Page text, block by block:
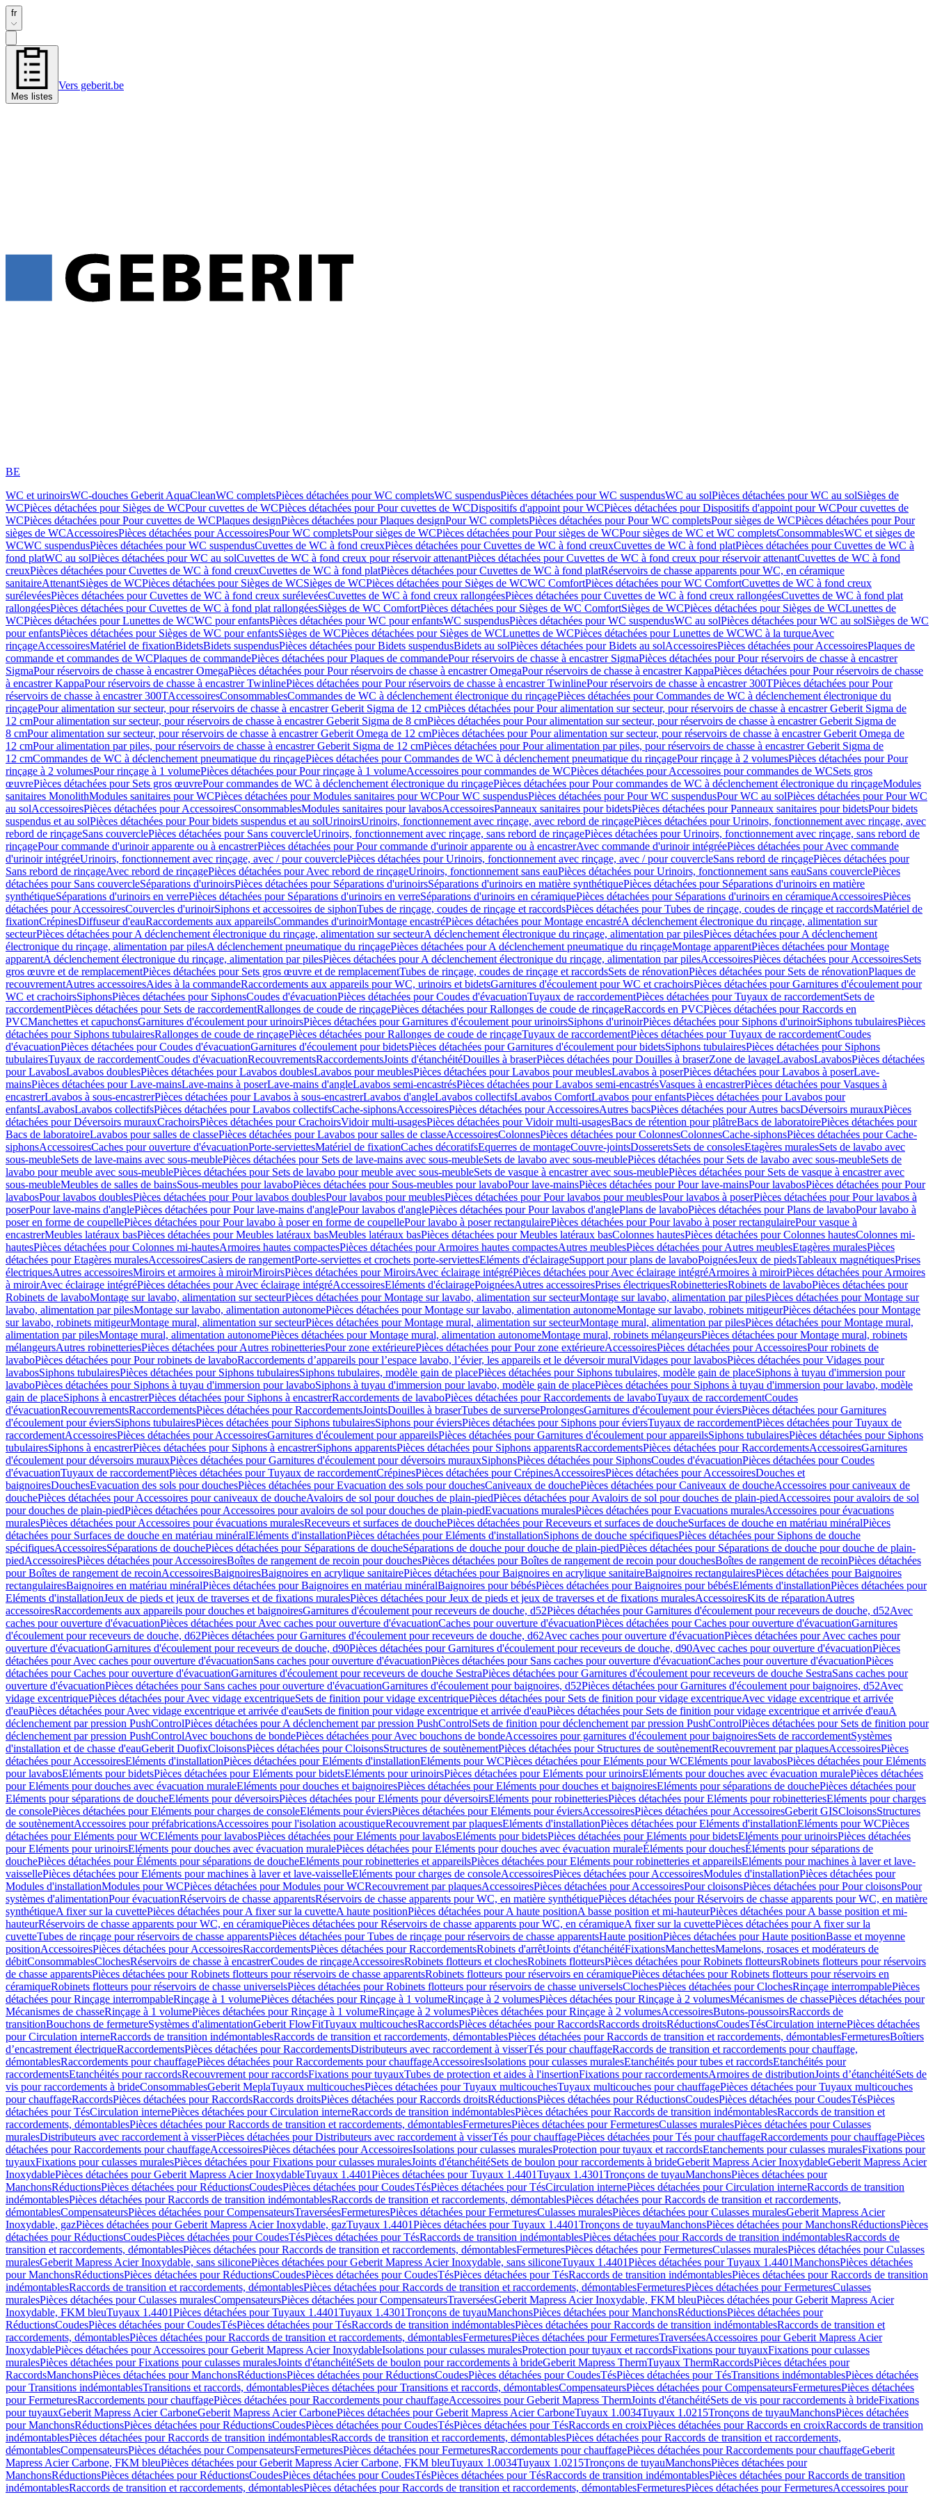
fr
Mes listes
Vers geberit.be
BE
WC et urinoirsWC-douches Geberit AquaCleanWC completsPièces détachées pour WC completsWC suspendusPièces détachées pour WC suspendusWC au solPièces détachées pour WC au solSièges de
WCPièces détachées pour Sièges de WCPour cuvettes de WCPièces détachées pour Pour cuvettes de WCDispositifs d'appoint pour WCPièces détachées pour Dispositifs d'appoint pour WCPour cuvettes de
WCPièces détachées pour Pour cuvettes de WCPlaques designPièces détachées pour Plaques designPour WC completsPièces détachées pour Pour WC completsPour sièges de WCPièces détachées pour Pour
sièges de WCAccessoiresPièces détachées pour AccessoiresPour WC completsPour sièges de WCPièces détachées pour Pour sièges de WCPour sièges de WC et WC completsConsommablesWC et sièges de
WCWC suspendusPièces détachées pour WC suspendusCuvettes de WC à fond creuxPièces détachées pour Cuvettes de WC à fond creuxCuvettes de WC à fond platPièces détachées pour Cuvettes de WC à
fond platWC au solPièces détachées pour WC au solCuvettes de WC à fond creux pour réservoir attenantPièces détachées pour Cuvettes de WC à fond creux pour réservoir attenantCuvettes de WC à fond
creuxPièces détachées pour Cuvettes de WC à fond creuxCuvettes de WC à fond platPièces détachées pour Cuvettes de WC à fond platRéservoirs de chasse apparents pour WC, en céramique
sanitaireAttenantSièges de WCPièces détachées pour Sièges de WCSièges de WCPièces détachées pour Sièges de WCWC ComfortPièces détachées pour WC ComfortCuvettes de WC à fond creux
surélevéesPièces détachées pour Cuvettes de WC à fond creux surélevéesCuvettes de WC à fond creux rallongéesPièces détachées pour Cuvettes de WC à fond creux rallongéesCuvettes de WC à fond plat
rallongéesPièces détachées pour Cuvettes de WC à fond plat rallongéesSièges de WC ComfortPièces détachées pour Sièges de WC ComfortSièges de WCPièces détachées pour Sièges de WCLunettes de
WCPièces détachées pour Lunettes de WCWC pour enfantsPièces détachées pour WC pour enfantsWC suspendusPièces détachées pour WC suspendusWC au solPièces détachées pour WC au solSièges de WC
pour enfantsPièces détachées pour Sièges de WC pour enfantsSièges de WCPièces détachées pour Sièges de WCLunettes de WCPièces détachées pour Lunettes de WCWC à la turqueAvec
rinçageAccessoiresMatériel de fixationBidetsBidets suspendusPièces détachées pour Bidets suspendusBidets au solPièces détachées pour Bidets au solAccessoiresPièces détachées pour AccessoiresPlaques de
commande et commandes de WCPlaques de commandePièces détachées pour Plaques de commandePour réservoirs de chasse à encastrer SigmaPièces détachées pour Pour réservoirs de chasse à encastrer
SigmaPour réservoirs de chasse à encastrer OmegaPièces détachées pour Pour réservoirs de chasse à encastrer OmegaPour réservoirs de chasse à encastrer KappaPièces détachées pour Pour réservoirs de chasse
à encastrer KappaPour réservoirs de chasse à encastrer TwinlinePièces détachées pour Pour réservoirs de chasse à encastrer TwinlinePour réservoirs de chasse à encastrer 300TPièces détachées pour Pour
réservoirs de chasse à encastrer 300TAccessoiresConsommablesCommandes de WC à déclenchement électronique du rinçagePièces détachées pour Commandes de WC à déclenchement électronique du
rinçagePour alimentation sur secteur, pour réservoirs de chasse à encastrer Geberit Sigma de 12 cmPièces détachées pour Pour alimentation sur secteur, pour réservoirs de chasse à encastrer Geberit Sigma de
12 cmPour alimentation sur secteur, pour réservoirs de chasse à encastrer Geberit Sigma de 8 cmPièces détachées pour Pour alimentation sur secteur, pour réservoirs de chasse à encastrer Geberit Sigma de
8 cmPour alimentation sur secteur, pour réservoirs de chasse à encastrer Geberit Omega de 12 cmPièces détachées pour Pour alimentation sur secteur, pour réservoirs de chasse à encastrer Geberit Omega de
12 cmPour alimentation par piles, pour réservoirs de chasse à encastrer Geberit Sigma de 12 cmPièces détachées pour Pour alimentation par piles, pour réservoirs de chasse à encastrer Geberit Sigma de
12 cmCommandes de WC à déclenchement pneumatique du rinçagePièces détachées pour Commandes de WC à déclenchement pneumatique du rinçagePour rinçage à 2 volumesPièces détachées pour Pour
rinçage à 2 volumesPour rinçage à 1 volumePièces détachées pour Pour rinçage à 1 volumeAccessoires pour commandes de WCPièces détachées pour Accessoires pour commandes de WCSets gros
œuvrePièces détachées pour Sets gros œuvrePour commandes de WC à déclenchement électronique du rinçagePièces détachées pour Pour commandes de WC à déclenchement électronique du rinçageModules
sanitaires MonolithModules sanitaires pour WCPièces détachées pour Modules sanitaires pour WCPour WC suspendusPièces détachées pour Pour WC suspendusPour WC au solPièces détachées pour Pour WC
au solAccessoiresPièces détachées pour AccessoiresConsommablesModules sanitaires pour lavabosAccessoiresPanneaux sanitaires pour bidetsPièces détachées pour Panneaux sanitaires pour bidetsPour bidets
suspendus et au solPièces détachées pour Pour bidets suspendus et au solUrinoirsUrinoirs, fonctionnement avec rinçage, avec rebord de rinçagePièces détachées pour Urinoirs, fonctionnement avec rinçage, avec
rebord de rinçageSans couverclePièces détachées pour Sans couvercleUrinoirs, fonctionnement avec rinçage, sans rebord de rinçagePièces détachées pour Urinoirs, fonctionnement avec rinçage, sans rebord de
rinçagePour commande d'urinoir apparente ou à encastrerPièces détachées pour Pour commande d'urinoir apparente ou à encastrerAvec commande d'urinoir intégréePièces détachées pour Avec commande
d'urinoir intégréeUrinoirs, fonctionnement avec rinçage, avec / pour couverclePièces détachées pour Urinoirs, fonctionnement avec rinçage, avec / pour couvercleSans rebord de rinçagePièces détachées pour
Sans rebord de rinçageAvec rebord de rinçagePièces détachées pour Avec rebord de rinçageUrinoirs, fonctionnement sans eauPièces détachées pour Urinoirs, fonctionnement sans eauSans couverclePièces
détachées pour Sans couvercleSéparations d'urinoirsPièces détachées pour Séparations d'urinoirsSéparations d'urinoirs en matière synthétiquePièces détachées pour Séparations d'urinoirs en matière
synthétiqueSéparations d'urinoirs en verrePièces détachées pour Séparations d'urinoirs en verreSéparations d'urinoirs en céramiquePièces détachées pour Séparations d'urinoirs en céramiqueAccessoiresPièces
détachées pour AccessoiresCouvercles d'urinoirSiphons et accessoires de siphonTubes de rinçage, coudes de rinçage et raccordsPièces détachées pour Tubes de rinçage, coudes de rinçage et raccordsMatériel de
fixationCrépinesDiffuseur d'eauRaccordements aux appareilsCommandes d'urinoirMontage encastréPièces détachées pour Montage encastréA déclenchement électronique du rinçage, alimentation sur
secteurPièces détachées pour A déclenchement électronique du rinçage, alimentation sur secteurA déclenchement électronique du rinçage, alimentation par pilesPièces détachées pour A déclenchement
électronique du rinçage, alimentation par pilesA déclenchement pneumatique du rinçagePièces détachées pour A déclenchement pneumatique du rinçageMontage apparentPièces détachées pour Montage
apparentA déclenchement électronique du rinçage, alimentation par pilesPièces détachées pour A déclenchement électronique du rinçage, alimentation par pilesAccessoiresPièces détachées pour AccessoiresSets
gros œuvre et de remplacementPièces détachées pour Sets gros œuvre et de remplacementTubes de rinçage, coudes de rinçage et raccordsSets de rénovationPièces détachées pour Sets de rénovationPlaques de
recouvrementAutres accessoiresAides à la commandeRaccordements aux appareils pour WC, urinoirs et bidetsGarnitures d'écoulement pour WC et crachoirsPièces détachées pour Garnitures d'écoulement pour
WC et crachoirsSiphonsPièces détachées pour SiphonsCoudes d'évacuationPièces détachées pour Coudes d'évacuationTuyaux de raccordementPièces détachées pour Tuyaux de raccordementSets de
raccordementPièces détachées pour Sets de raccordementRallonges de coude de rinçagePièces détachées pour Rallonges de coude de rinçageRaccords en PVCPièces détachées pour Raccords en
PVCManchettes et capuchonsGarnitures d'écoulement pour urinoirsPièces détachées pour Garnitures d'écoulement pour urinoirsSiphons d'urinoirPièces détachées pour Siphons d'urinoirSiphons tubulairesPièces
détachées pour Siphons tubulairesRallonges de coude de rinçagePièces détachées pour Rallonges de coude de rinçageTuyaux de raccordementPièces détachées pour Tuyaux de raccordementCoudes
d'évacuationPièces détachées pour Coudes d'évacuationGarnitures d'écoulement pour bidetsPièces détachées pour Garnitures d'écoulement pour bidetsSiphons tubulairesPièces détachées pour Siphons
tubulairesTuyaux de raccordementCoudes d'évacuationRecouvrementsRaccordementsJoints d'étanchéitéDouilles à braserPièces détachées pour Douilles à braserZone de lavageLavabosLavabosPièces détachées
pour LavabosLavabos doublesPièces détachées pour Lavabos doublesLavabos pour meublesPièces détachées pour Lavabos pour meublesLavabos à poserPièces détachées pour Lavabos à poserLave-
mainsPièces détachées pour Lave-mainsLave-mains à poserLave-mains d'angleLavabos semi-encastrésPièces détachées pour Lavabos semi-encastrésVasques à encastrerPièces détachées pour Vasques à
encastrerLavabos à sous-encastrerPièces détachées pour Lavabos à sous-encastrerLavabos d'angleLavabos collectifsLavabos ComfortLavabos pour enfantsPièces détachées pour Lavabos pour
enfantsLavabosLavabos collectifsPièces détachées pour Lavabos collectifsCache-siphonsAccessoiresPièces détachées pour AccessoiresAutres bacsPièces détachées pour Autres bacsDéversoirs murauxPièces
détachées pour Déversoirs murauxCrachoirsPièces détachées pour CrachoirsVidoir multi-usagesPièces détachées pour Vidoir multi-usagesBacs de rétention pour plâtreBacs de laboratoirePièces détachées pour
Bacs de laboratoireLavabos pour salles de classePièces détachées pour Lavabos pour salles de classeAccessoiresColonnesPièces détachées pour ColonnesColonnesCache-siphonsPièces détachées pour Cache-
siphonsAccessoiresCaches pour ouverture d'évacuationPorte-serviettesMatériel de fixationCaches décoratifsEquerres de montageCouvre-jointsDosseretsSets de consolesEtagères muralesSets de lavabo avec
sous-meubleSets de lave-mains avec sous-meublePièces détachées pour Sets de lave-mains avec sous-meubleSets de lavabo avec sous-meublePièces détachées pour Sets de lavabo avec sous-meubleSets de
lavabo pour meuble avec sous-meublePièces détachées pour Sets de lavabo pour meuble avec sous-meubleSets de vasque à encastrer avec sous-meublePièces détachées pour Sets de vasque à encastrer avec
sous-meubleMeubles de salles de bainsSous-meubles pour lavaboPièces détachées pour Sous-meubles pour lavaboPour lave-mainsPièces détachées pour Pour lave-mainsPour lavabosPièces détachées pour Pour
lavabosPour lavabos doublesPièces détachées pour Pour lavabos doublesPour lavabos pour meublesPièces détachées pour Pour lavabos pour meublesPour lavabos à poserPièces détachées pour Pour lavabos à
poserPour lave-mains d'anglePièces détachées pour Pour lave-mains d'anglePour lavabos d'anglePièces détachées pour Pour lavabos d'anglePlans de lavaboPièces détachées pour Plans de lavaboPour lavabo à
poser en forme de coupellePièces détachées pour Pour lavabo à poser en forme de coupellePour lavabo à poser rectangulairePièces détachées pour Pour lavabo à poser rectangulairePour vasque à
encastrerMeubles latéraux basPièces détachées pour Meubles latéraux basMeubles latéraux basPièces détachées pour Meubles latéraux basColonnes hautesPièces détachées pour Colonnes hautesColonnes mi-
hautesPièces détachées pour Colonnes mi-hautesArmoires hautes compactesPièces détachées pour Armoires hautes compactesAutres meublesPièces détachées pour Autres meublesEtagères muralesPièces
détachées pour Etagères muralesAccessoiresCasiers de rangementPorte-serviettes et crochets porte-serviettesEléments d'éclairageSupport pour plans de lavaboPoignéesJeux de piedsTableaux magnétiquesPrises
électriquesAutres accessoiresMiroirs et armoires à miroirMiroirsPièces détachées pour MiroirsAvec éclairage intégréPièces détachées pour Avec éclairage intégréArmoires à miroirPièces détachées pour Armoires
à miroirAvec éclairage intégréPièces détachées pour Avec éclairage intégréAccessoiresEléments d'éclairagePoignéesAutres accessoiresPrises électriquesRobinetteriesRobinets de lavaboPièces détachées pour
Robinets de lavaboMontage sur lavabo, alimentation sur secteurPièces détachées pour Montage sur lavabo, alimentation sur secteurMontage sur lavabo, alimentation par pilesPièces détachées pour Montage sur
lavabo, alimentation par pilesMontage sur lavabo, alimentation autonomePièces détachées pour Montage sur lavabo, alimentation autonomeMontage sur lavabo, robinets mitigeurPièces détachées pour Montage
sur lavabo, robinets mitigeurMontage mural, alimentation sur secteurPièces détachées pour Montage mural, alimentation sur secteurMontage mural, alimentation par pilesPièces détachées pour Montage mural,
alimentation par pilesMontage mural, alimentation autonomePièces détachées pour Montage mural, alimentation autonomeMontage mural, robinets mélangeursPièces détachées pour Montage mural, robinets
mélangeursAutres robinetteriesPièces détachées pour Autres robinetteriesPour zone extérieurePièces détachées pour Pour zone extérieureAccessoiresPièces détachées pour AccessoiresPour robinets de
lavaboPièces détachées pour Pour robinets de lavaboRaccordements d’appareils pour l’espace lavabo, l’évier, les appareils et le déversoir muralVidages pour lavabosPièces détachées pour Vidages pour
lavabosSiphons tubulairesPièces détachées pour Siphons tubulairesSiphons tubulaires, modèle gain de placePièces détachées pour Siphons tubulaires, modèle gain de placeSiphons à tuyau d'immersion pour
lavaboPièces détachées pour Siphons à tuyau d'immersion pour lavaboSiphons à tuyau d'immersion pour lavabo, modèle gain de placePièces détachées pour Siphons à tuyau d'immersion pour lavabo, modèle
gain de placeSiphons à encastrerPièces détachées pour Siphons à encastrerRaccordements de lavaboPièces détachées pour Raccordements de lavaboTuyaux de raccordementCoudes
d'évacuationRecouvrementsRaccordementsPièces détachées pour RaccordementsJointsDouilles à braserTubes de surverseProlongesGarnitures d'écoulement pour éviersPièces détachées pour Garnitures
d'écoulement pour éviersSiphons tubulairesPièces détachées pour Siphons tubulairesSiphons pour éviersPièces détachées pour Siphons pour éviersTuyaux de raccordementPièces détachées pour Tuyaux de
raccordementAccessoiresPièces détachées pour AccessoiresGarnitures d'écoulement pour appareilsPièces détachées pour Garnitures d'écoulement pour appareilsSiphons tubulairesPièces détachées pour Siphons
tubulairesSiphons à encastrerPièces détachées pour Siphons à encastrerSiphons apparentsPièces détachées pour Siphons apparentsRaccordementsPièces détachées pour RaccordementsAccessoiresGarnitures
d'écoulement pour déversoirs murauxPièces détachées pour Garnitures d'écoulement pour déversoirs murauxSiphonsPièces détachées pour SiphonsCoudes d'évacuationPièces détachées pour Coudes
d'évacuationTuyaux de raccordementPièces détachées pour Tuyaux de raccordementCrépinesPièces détachées pour CrépinesAccessoiresPièces détachées pour AccessoiresDouches et
baignoiresDouchesEvacuation des sols pour douchesPièces détachées pour Evacuation des sols pour douchesCaniveaux de douchePièces détachées pour Caniveaux de doucheAccessoires pour caniveaux de
douchePièces détachées pour Accessoires pour caniveaux de doucheAvaloirs de sol pour douches de plain-piedPièces détachées pour Avaloirs de sol pour douches de plain-piedAccessoires pour avaloirs de sol
pour douches de plain-piedPièces détachées pour Accessoires pour avaloirs de sol pour douches de plain-piedEvacuations muralesPièces détachées pour Evacuations muralesAccessoires pour évacuations
muralesPièces détachées pour Accessoires pour évacuations muralesReceveurs et surfaces de douchePièces détachées pour Receveurs et surfaces de doucheSurfaces de douche en matériau minéralPièces
détachées pour Surfaces de douche en matériau minéralEléments d'installationPièces détachées pour Eléments d'installationSiphons de douche spécifiquesPièces détachées pour Siphons de douche
spécifiquesAccessoiresSéparations de douchePièces détachées pour Séparations de doucheSéparations de douche pour douche de plain-piedPièces détachées pour Séparations de douche pour douche de plain-
piedAccessoiresPièces détachées pour AccessoiresBoîtes de rangement de recoin pour douchesPièces détachées pour Boîtes de rangement de recoin pour douchesBoîtes de rangement de recoinPièces détachées
pour Boîtes de rangement de recoinAccessoiresBaignoiresBaignoires en acrylique sanitairePièces détachées pour Baignoires en acrylique sanitaireBaignoires rectangulairesPièces détachées pour Baignoires
rectangulairesBaignoires en matériau minéralPièces détachées pour Baignoires en matériau minéralBaignoires pour bébésPièces détachées pour Baignoires pour bébésEléments d'installationPièces détachées pour
Eléments d'installationJeux de pieds et jeux de traverses et de fixations muralesPièces détachées pour Jeux de pieds et jeux de traverses et de fixations muralesAccessoiresKits de réparationAutres
accessoiresRaccordements aux appareils pour douches et baignoiresGarnitures d'écoulement pour receveurs de douche, d52Pièces détachées pour Garnitures d'écoulement pour receveurs de douche, d52Avec
caches pour ouverture d'évacuationPièces détachées pour Avec caches pour ouverture d'évacuationCaches pour ouverture d'évacuationPièces détachées pour Caches pour ouverture d'évacuationGarnitures
d'écoulement pour receveurs de douche, d62Pièces détachées pour Garnitures d'écoulement pour receveurs de douche, d62Avec caches pour ouverture d'évacuationPièces détachées pour Avec caches pour
ouverture d'évacuationGarnitures d'écoulement pour receveurs de douche, d90Pièces détachées pour Garnitures d'écoulement pour receveurs de douche, d90Avec caches pour ouverture d'évacuationPièces
détachées pour Avec caches pour ouverture d'évacuationSans caches pour ouverture d'évacuationPièces détachées pour Sans caches pour ouverture d'évacuationCaches pour ouverture d'évacuationPièces
détachées pour Caches pour ouverture d'évacuationGarnitures d'écoulement pour receveurs de douche SestraPièces détachées pour Garnitures d'écoulement pour receveurs de douche SestraSans caches pour
ouverture d'évacuationPièces détachées pour Sans caches pour ouverture d'évacuationGarnitures d'écoulement pour baignoires, d52Pièces détachées pour Garnitures d'écoulement pour baignoires, d52Avec
vidage excentriquePièces détachées pour Avec vidage excentriqueSets de finition pour vidage excentriquePièces détachées pour Sets de finition pour vidage excentriqueAvec vidage excentrique et arrivée
d'eauPièces détachées pour Avec vidage excentrique et arrivée d'eauSets de finition pour vidage excentrique et arrivée d'eauPièces détachées pour Sets de finition pour vidage excentrique et arrivée d'eauA
déclenchement par pression PushControlPièces détachées pour A déclenchement par pression PushControlSets de finition pour déclenchement par pression PushControlPièces détachées pour Sets de finition pour
déclenchement par pression PushControlAvec bouchons de bondePièces détachées pour Avec bouchons de bondeAccessoires pour garnitures d'écoulement pour baignoiresSets de raccordementSystèmes
d'installation et de chasse d'eauGeberit DuofixCloisonsPièces détachées pour CloisonsStructures de soutènementPièces détachées pour Structures de soutènementRecouvrement par plaquesAccessoiresPièces
détachées pour AccessoiresEléments d'installationPièces détachées pour Eléments d'installationEléments pour WCPièces détachées pour Eléments pour WCEléments pour lavabosPièces détachées pour Eléments
pour lavabosEléments pour bidetsPièces détachées pour Eléments pour bidetsEléments pour urinoirsPièces détachées pour Eléments pour urinoirsEléments pour douches avec évacuation muralePièces détachées
pour Eléments pour douches avec évacuation muraleEléments pour douches et baignoiresPièces détachées pour Eléments pour douches et baignoiresEléments pour séparations de douchePièces détachées pour
Eléments pour séparations de doucheEléments pour déversoirsPièces détachées pour Eléments pour déversoirsEléments pour robinetteriesPièces détachées pour Eléments pour robinetteriesEléments pour charges
de consolePièces détachées pour Eléments pour charges de consoleEléments pour éviersPièces détachées pour Eléments pour éviersAccessoiresPièces détachées pour AccessoiresGeberit GISCloisonsStructures
de soutènementAccessoires pour préfabricationsAccessoires pour l'isolation acoustiqueRecouvrement par plaquesEléments d'installationPièces détachées pour Eléments d'installationEléments pour WCPièces
détachées pour Eléments pour WCEléments pour lavabosPièces détachées pour Eléments pour lavabosEléments pour bidetsPièces détachées pour Eléments pour bidetsEléments pour urinoirsPièces détachées
pour Eléments pour urinoirsEléments pour douches avec évacuation muralePièces détachées pour Eléments pour douches avec évacuation muraleÉléments pour douchesÉléments pour séparations de
douchePièces détachées pour Éléments pour séparations de doucheEléments pour robinetteries et appareilsPièces détachées pour Eléments pour robinetteries et appareilsEléments pour machines à laver et lave-
vaissellePièces détachées pour Eléments pour machines à laver et lave-vaisselleEléments pour charges de consoleAccessoiresPièces détachées pour AccessoiresModules d'installationPièces détachées pour
Modules d'installationModules pour WCPièces détachées pour Modules pour WCRecouvrement par plaquesAccessoiresPièces détachées pour AccessoiresPour cloisonsPièces détachées pour Pour cloisonsPour
systèmes d'alimentationPour évacuationRéservoirs de chasse apparentsRéservoirs de chasse apparents pour WC, en matière synthétiquePièces détachées pour Réservoirs de chasse apparents pour WC, en matière
synthétiqueA fixer sur la cuvettePièces détachées pour A fixer sur la cuvetteA haute positionPièces détachées pour A haute positionA basse position et mi-hauteurPièces détachées pour A basse position et mi-
hauteurRéservoirs de chasse apparents pour WC, en céramiquePièces détachées pour Réservoirs de chasse apparents pour WC, en céramiqueA fixer sur la cuvettePièces détachées pour A fixer sur la
cuvetteTubes de rinçage pour réservoirs de chasse apparentsPièces détachées pour Tubes de rinçage pour réservoirs de chasse apparentsHaute positionPièces détachées pour Haute positionBasse et moyenne
positionAccessoiresPièces détachées pour AccessoiresRaccordementsPièces détachées pour RaccordementsRobinets d'arrêtJoints d'étanchéitéFixationsManchettesMamelons, rosaces et modérateurs de
débitConsommablesClochesRéservoirs de chasse à encastrerCoudes de rinçageAccessoiresRobinets flotteurs et clochesRobinets flotteursPièces détachées pour Robinets flotteursRobinets flotteurs pour réservoirs
de chasse apparentsPièces détachées pour Robinets flotteurs pour réservoirs de chasse apparentsRobinets flotteurs pour réservoirs en céramiquePièces détachées pour Robinets flotteurs pour réservoirs en
céramiqueRobinets flotteurs pour réservoirs de chasse universelsPièces détachées pour Robinets flotteurs pour réservoirs de chasse universelsClochesPièces détachées pour ClochesRinçage interrompablePièces
détachées pour Rinçage interrompableRinçage à 1 volumePièces détachées pour Rinçage à 1 volumeRinçage à 2 volumesPièces détachées pour Rinçage à 2 volumesMécanismes de chassePièces détachées pour
Mécanismes de chasseRinçage à 1 volumePièces détachées pour Rinçage à 1 volumeRinçage à 2 volumesPièces détachées pour Rinçage à 2 volumesAccessoiresButons-poussoirsRaccords de
transitionBouchons de fermetureSystèmes d'alimentationGeberit FlowFitTuyaux multicouchesRaccordsPièces détachées pour RaccordsRaccords droitsRéductionsCoudesTésCirculation internePièces détachées
pour Circulation interneRaccords de transition indémontablesRaccords de transition et raccordements, démontablesPièces détachées pour Raccords de transition et raccordements, démontablesFermeturesBoîtiers
d’encastrement électriqueRaccordementsPièces détachées pour RaccordementsDistributeurs avec raccordement à visserTés pour chauffageRaccords de transition et raccordements pour chauffage,
démontablesRaccordements pour chauffagePièces détachées pour Raccordements pour chauffageAccessoiresIsolations pour culasses muralesEtanchéités pour tubes et raccordsEtanchéités pour
raccordementsEtanchéités pour raccordsRecouvrement pour raccordsFixations pour tuyauxTubes de protection et aides à l'insertionFixations pour raccordementsArmoires de distributionJoints d’étanchéitéSets de
vis pour raccordements à brideConsommablesGeberit MeplaTuyaux multicouchesPièces détachées pour Tuyaux multicouchesTuyaux multicouches pour chauffagePièces détachées pour Tuyaux multicouches
pour chauffageRaccordsPièces détachées pour RaccordsRaccords droitsPièces détachées pour Raccords droitsRéductionsPièces détachées pour RéductionsCoudesPièces détachées pour CoudesTésPièces
détachées pour TésCirculation internePièces détachées pour Circulation interneRaccords de transition indémontablesPièces détachées pour Raccords de transition indémontablesRaccords de transition et
raccordements, démontablesPièces détachées pour Raccords de transition et raccordements, démontablesFermeturesPièces détachées pour FermeturesCulasses muralesPièces détachées pour Culasses
muralesDistributeurs avec raccordement à visserPièces détachées pour Distributeurs avec raccordement à visserTés pour chauffagePièces détachées pour Tés pour chauffageRaccordements pour chauffagePièces
détachées pour Raccordements pour chauffageAccessoiresPièces détachées pour AccessoiresIsolations pour culasses muralesProtection pour tuyaux et raccordsEtanchements pour culasses muralesFixations pour
tuyauxFixations pour culasses muralesPièces détachées pour Fixations pour culasses muralesJoints d'étanchéitéSets de boulon pour raccordements à brideGeberit Mapress Acier InoxydableGeberit Mapress Acier
InoxydablePièces détachées pour Geberit Mapress Acier InoxydableTuyaux 1.4401Pièces détachées pour Tuyaux 1.4401Tuyaux 1.4301Tronçons de tuyauManchonsPièces détachées pour
ManchonsRéductionsPièces détachées pour RéductionsCoudesPièces détachées pour CoudesTésPièces détachées pour TésCirculation internePièces détachées pour Circulation interneRaccords de transition
indémontablesPièces détachées pour Raccords de transition indémontablesRaccords de transition et raccordements, démontablesPièces détachées pour Raccords de transition et raccordements,
démontablesCompensateursPièces détachées pour CompensateursTraverséesFermeturesPièces détachées pour FermeturesCulasses muralesPièces détachées pour Culasses muralesGeberit Mapress Acier
Inoxydable, gazPièces détachées pour Geberit Mapress Acier Inoxydable, gazTuyaux 1.4401Pièces détachées pour Tuyaux 1.4401Tronçons de tuyauManchonsPièces détachées pour ManchonsRéductionsPièces
détachées pour RéductionsCoudesPièces détachées pour CoudesTésPièces détachées pour TésRaccords de transition indémontablesPièces détachées pour Raccords de transition indémontablesRaccords de
transition et raccordements, démontablesPièces détachées pour Raccords de transition et raccordements, démontablesFermeturesPièces détachées pour FermeturesCulasses muralesPièces détachées pour Culasses
muralesGeberit Mapress Acier Inoxydable, sans siliconePièces détachées pour Geberit Mapress Acier Inoxydable, sans siliconeTuyaux 1.4401Pièces détachées pour Tuyaux 1.4401ManchonsPièces détachées
pour ManchonsRéductionsPièces détachées pour RéductionsCoudesPièces détachées pour CoudesTésPièces détachées pour TésRaccords de transition indémontablesPièces détachées pour Raccords de transition
indémontablesRaccords de transition et raccordements, démontablesPièces détachées pour Raccords de transition et raccordements, démontablesFermeturesPièces détachées pour FermeturesCulasses
muralesPièces détachées pour Culasses muralesCompensateursPièces détachées pour CompensateursTraverséesGeberit Mapress Acier Inoxydable, FKM bleuPièces détachées pour Geberit Mapress Acier
Inoxydable, FKM bleuTuyaux 1.4401Pièces détachées pour Tuyaux 1.4401Tuyaux 1.4301Tronçons de tuyauManchonsPièces détachées pour ManchonsRéductionsPièces détachées pour
RéductionsCoudesPièces détachées pour CoudesTésPièces détachées pour TésRaccords de transition indémontablesPièces détachées pour Raccords de transition indémontablesRaccords de transition et
raccordements, démontablesPièces détachées pour Raccords de transition et raccordements, démontablesFermeturesPièces détachées pour FermeturesTraverséesAccessoires pour Geberit Mapress Acier
InoxydablePièces détachées pour Accessoires pour Geberit Mapress Acier InoxydableIsolations pour culasses muralesProtection pour tuyaux et raccordsFixations pour tuyauxFixations pour culasses
muralesPièces détachées pour Fixations pour culasses muralesJoints d'étanchéitéSets de boulon pour raccordements à brideGeberit Mapress ThermTuyaux ThermRaccordsPièces détachées pour
RaccordsManchonsPièces détachées pour ManchonsRéductionsPièces détachées pour RéductionsCoudesPièces détachées pour CoudesTésPièces détachées pour TésTransitions indémontablesPièces détachées
pour Transitions indémontablesTransitions et raccords, démontablesPièces détachées pour Transitions et raccords, démontablesCompensateursPièces détachées pour CompensateursFermeturesPièces détachées
pour FermeturesRaccordements pour chauffagePièces détachées pour Raccordements pour chauffageAccessoires pour Geberit Mapress ThermJoints d'étanchéitéSets de vis pour raccordements à brideFixations
pour tuyauxGeberit Mapress Acier CarboneGeberit Mapress Acier CarbonePièces détachées pour Geberit Mapress Acier CarboneTuyaux 1.0034Tuyaux 1.0215Tronçons de tuyauManchonsPièces détachées
pour ManchonsRéductionsPièces détachées pour RéductionsCoudesPièces détachées pour CoudesTésPièces détachées pour TésRaccords en croixPièces détachées pour Raccords en croixRaccords de transition
indémontablesPièces détachées pour Raccords de transition indémontablesRaccords de transition et raccordements, démontablesPièces détachées pour Raccords de transition et raccordements,
démontablesCompensateursPièces détachées pour CompensateursFermeturesPièces détachées pour FermeturesRaccordements pour chauffagePièces détachées pour Raccordements pour chauffageGeberit
Mapress Acier Carbone, FKM bleuPièces détachées pour Geberit Mapress Acier Carbone, FKM bleuTuyaux 1.0034Tuyaux 1.0215Tronçons de tuyauManchonsPièces détachées pour
ManchonsRéductionsPièces détachées pour RéductionsCoudesPièces détachées pour CoudesTésPièces détachées pour TésRaccords de transition indémontablesPièces détachées pour Raccords de transition
indémontablesRaccords de transition et raccordements, démontablesPièces détachées pour Raccords de transition et raccordements, démontablesFermeturesPièces détachées pour FermeturesAccessoires pour